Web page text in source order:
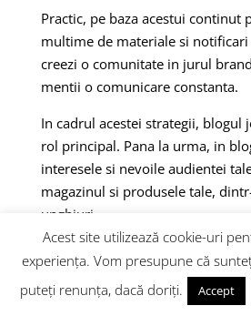
Practic, pe baza acestui continut
multime de materiale si notificari
creezi o comunitate in jurul
mentii o comunicare constanta.
In cadrul acestei strategii, blogul
rol principal. Pana la urma, in
interesele si nevoile audientei
magazinul si produsele tale,
unghiuri.
Acest site utilizează cookie-uri
experiența. Vom presupune că
puteți renunța, dacă doriți.
Accept